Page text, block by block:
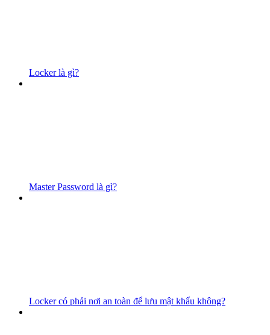
Locker là gì?
Master Password là gì?
Locker có phải nơi an toàn để lưu mật khẩu không?